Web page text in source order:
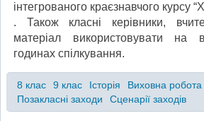
інтегрованого краєзнавчого курсу
. Також класні керівники,
матеріал використовувати на
годинах спілкування.
8 клас 9 клас Історія Виховна робота
Позакласні заходи
Сценарії заходів